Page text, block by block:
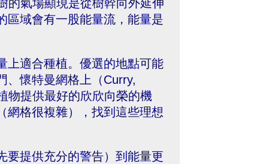
的氣場顯現是從樹幹向外延伸
區域會有一股能量流，能量是
上適合種植。優選的地點可能
、懷特曼網格上（Curry,
物提供最好的欣欣向榮的機
網格很複雜），找到這些理想
要提供充分的警告）到能量更